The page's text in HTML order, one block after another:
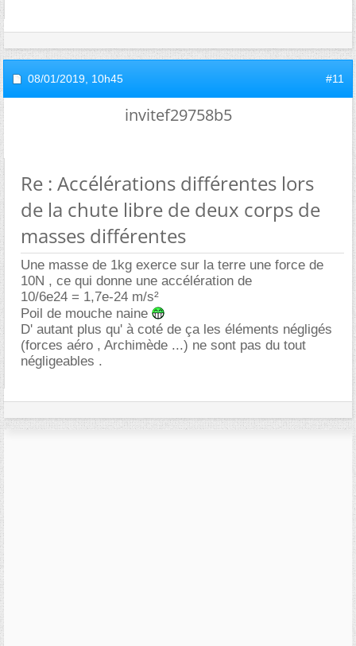
08/01/2019, 10h45 #11
invitef29758b5
Re : Accélérations différentes lors
de la chute libre de deux corps de
masses différentes
Une masse de 1kg exerce sur la terre une force de
10N , ce qui donne une accélération de
10/6e24 = 1,7e-24 m/s²
Poil de mouche naine
D' autant plus qu' à coté de ça les éléments négligés
(forces aéro , Archimède ...) ne sont pas du tout
négligeables .